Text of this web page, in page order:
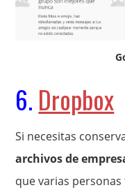
6. Dropbox
Si necesitas
archivos de
que varias